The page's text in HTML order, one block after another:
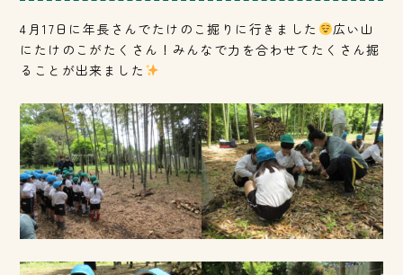
4月17日に年長さんでたけのこ掘りに行きました
広い山
にたけのこがたくさん！みんなで力を合わせてたくさん掘
ることが出来ました